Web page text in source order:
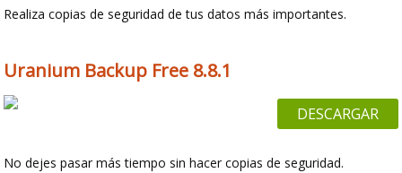
Realiza copias de seguridad de tus datos más importantes.
Uranium Backup Free 8.8.1
DESCARGAR
No dejes pasar más tiempo sin hacer copias de seguridad.